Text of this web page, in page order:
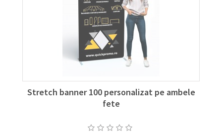
Stretch banner 100 personalizat pe ambele
fete